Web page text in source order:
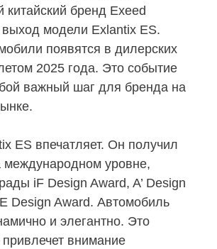
бренд Exeed
модели Exlantix ES.
появятся в дилерских
2025 года. Это событие
важный шаг для бренда на
ES впечатляет. Он получил
международном уровне,
iF Design Award, A’ Design
Design Award. Автомобиль
и элегантно. Это
внимание